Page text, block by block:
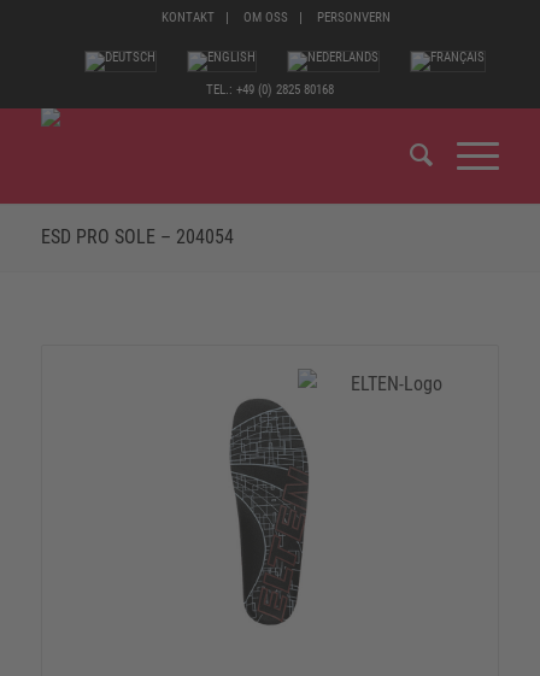
KONTAKT OM OSS PERSONVERN
TEL.: +49 (0) 2825 80168
ESD PRO SOLE – 204054